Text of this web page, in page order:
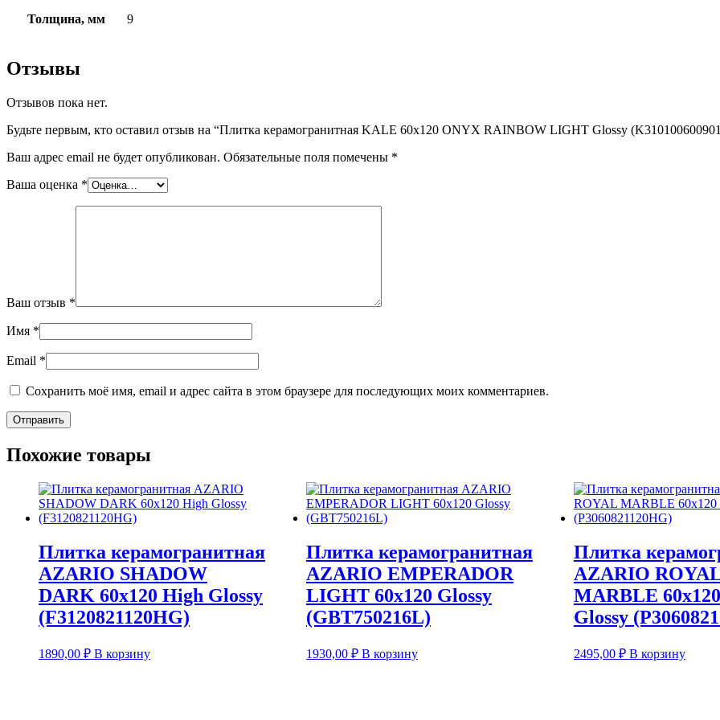
Толщина, мм 9
Отзывы
Отзывов пока нет.
Будьте первым, кто оставил отзыв на “Плитка керамогранитная KALE 60х120 ONYX RAINBOW LIGHT Glossy
Ваш адрес email не будет опубликован. Обязательные поля помечены *
Ваша оценка *
Ваш отзыв *
Имя *
Email *
Сохранить моё имя, email и адрес сайта в этом браузере для последующих моих комментариев.
Похожие товары
Плитка керамогранитная
AZARIO SHADOW
DARK 60х120 High Glossy
(F3120821120HG)
1890,00 ₽ В корзину
Плитка керамогранитная
AZARIO EMPERADOR
LIGHT 60х120 Glossy
(GBT750216L)
1930,00 ₽ В корзину
Плитка
AZARIO
MARBLE
Glossy
2495,00 ₽ В корзину